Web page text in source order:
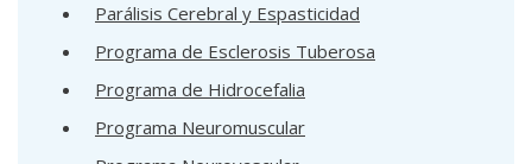
Parálisis Cerebral y Espasticidad
Programa de Esclerosis Tuberosa
Programa de Hidrocefalia
Programa Neuromuscular